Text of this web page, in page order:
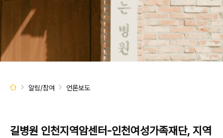
알림/참여 언론보도
길병원 인천지역암센터-인천여성가족재단, 지역